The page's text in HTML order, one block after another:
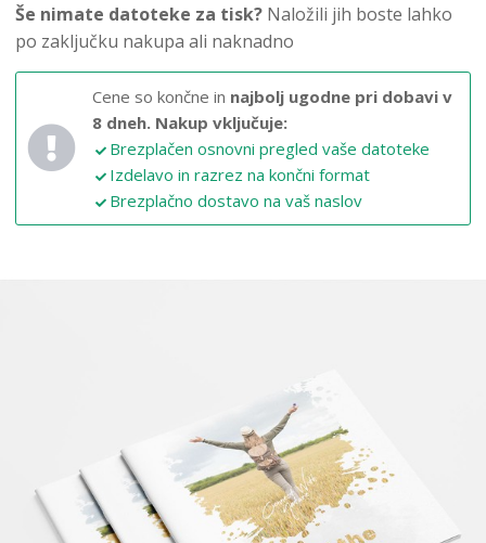
Še nimate datoteke za tisk? Naložili jih boste lahko
po zaključku nakupa ali naknadno
Cene so končne in najbolj ugodne pri dobavi v
8 dneh. Nakup vključuje:
Brezplačen osnovni pregled vaše datoteke
Izdelavo in razrez na končni format
Brezplačno dostavo na vaš naslov